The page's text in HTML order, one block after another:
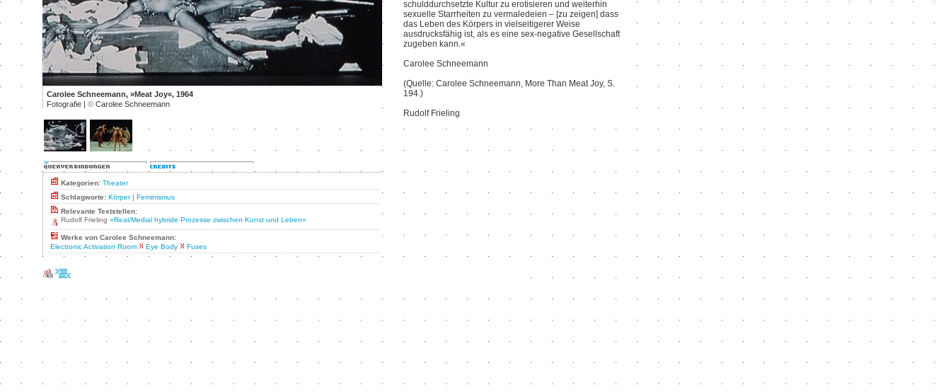
Carolee Schneemann, »Meat Joy«, 1964
Fotografie | © Carolee Schneemann
Kategorien: Theater
Schlagworte: Körper| Feminismus
Relevante Textstellen:
Rudolf Frieling »Real/Medial hybride Prozesse zwischen Kunst und Leben«
Werke von Carolee Schneemann:
Electronic Activation Room
Eye Body Fuses
schulddurchsetzte Kultur zu erotisieren und weiterhin
sexuelle Starrheiten zu vermaledeien – [zu zeigen] dass
das Leben des Körpers in vielseitigerer Weise
ausdrucksfähig ist, als es eine sex-negative Gesellschaft
zugeben kann.«
Carolee Schneemann
(Quelle: Carolee Schneemann, More Than Meat Joy, S.
194.)
Rudolf Frieling